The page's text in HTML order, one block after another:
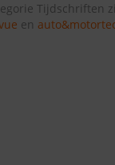
Tijdschriften
en